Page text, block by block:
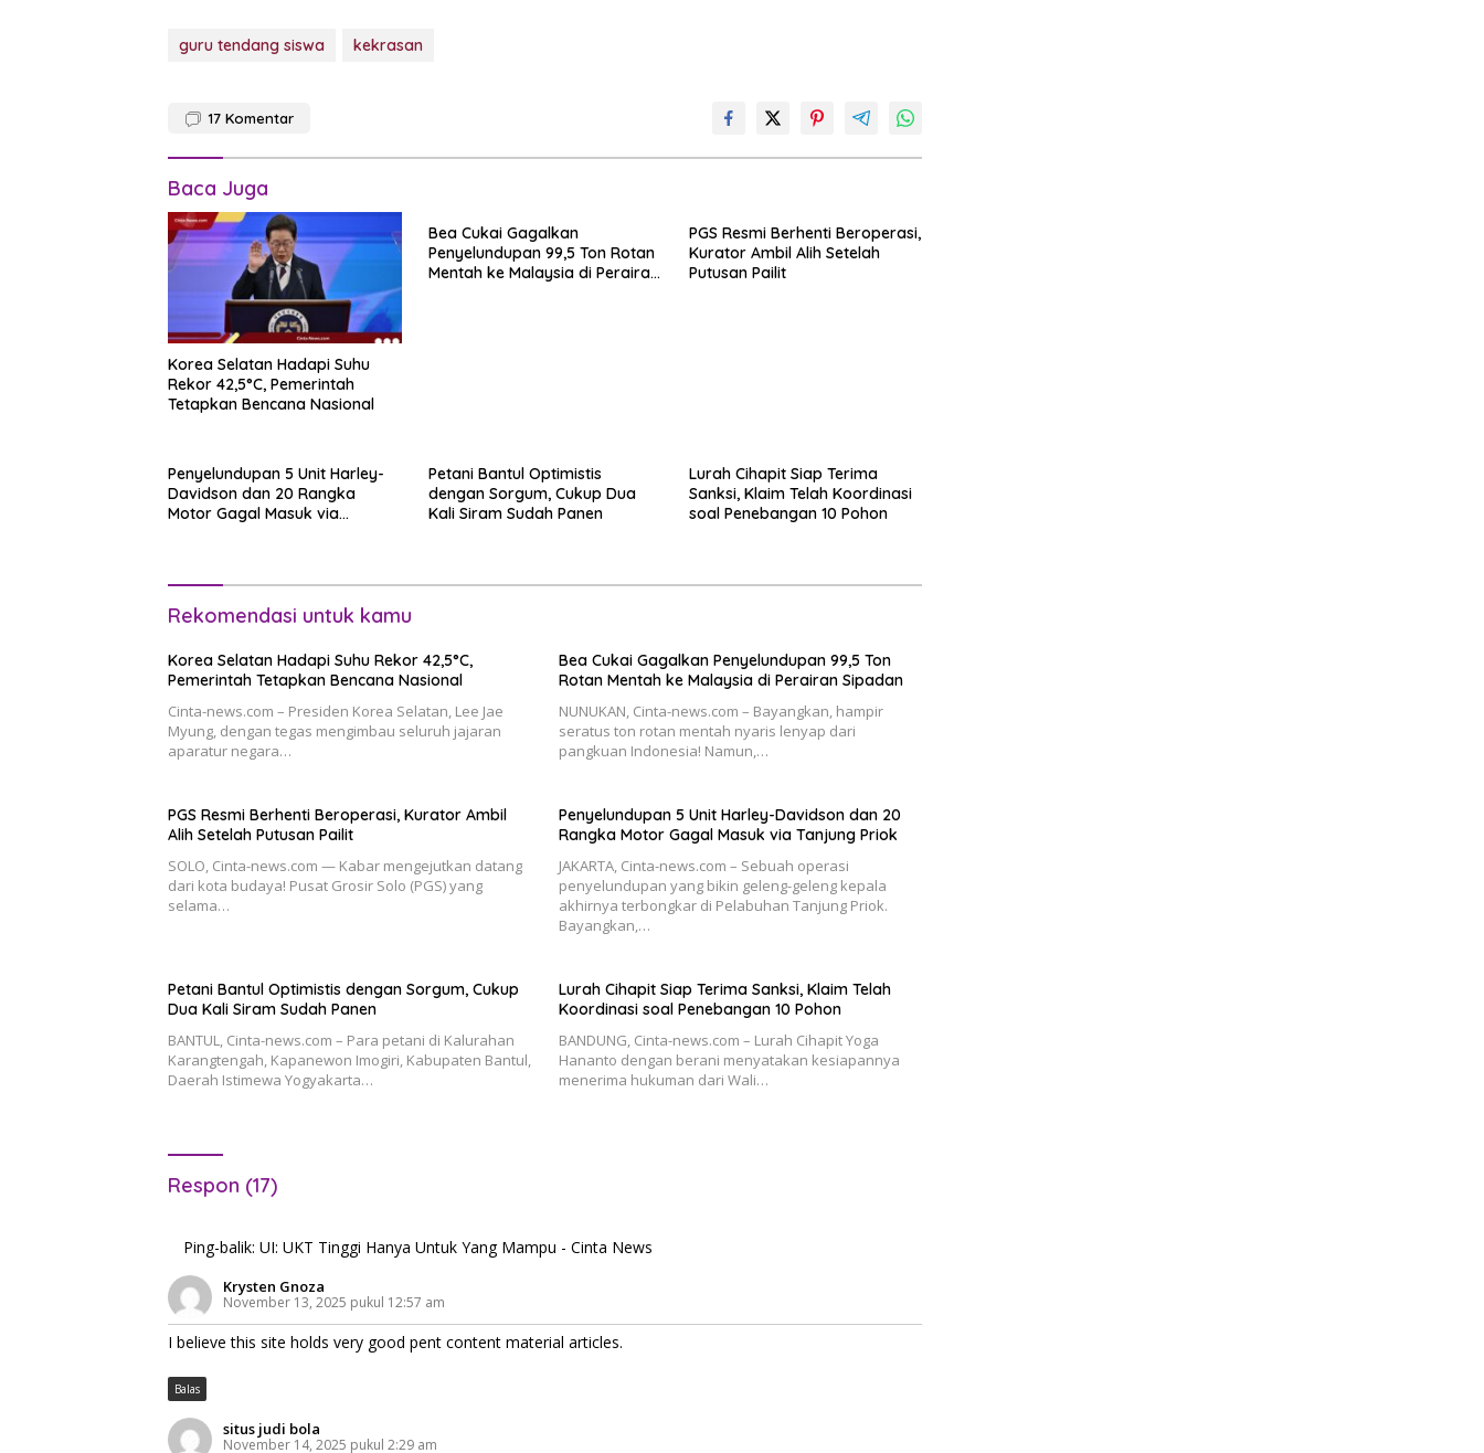
guru tendang siswa kekrasan
17 Komentar
Baca Juga
Korea Selatan Hadapi Suhu
Rekor 42,5°C, Pemerintah
Tetapkan Bencana Nasional
Bea Cukai Gagalkan
Penyelundupan 99,5 Ton Rotan
Mentah ke Malaysia di Perairan
PGS Resmi Berhenti Beroperasi,
Kurator Ambil Alih Setelah
Putusan Pailit
Penyelundupan 5 Unit Harley-
Davidson dan 20 Rangka
Motor Gagal Masuk via
Petani Bantul Optimistis
dengan Sorgum, Cukup Dua
Kali Siram Sudah Panen
Lurah Cihapit Siap Terima
Sanksi, Klaim Telah Koordinasi
soal Penebangan 10 Pohon
Rekomendasi untuk kamu
Korea Selatan Hadapi Suhu Rekor 42,5°C,
Pemerintah Tetapkan Bencana Nasional
Cinta-news.com – Presiden Korea Selatan, Lee Jae
Myung, dengan tegas mengimbau seluruh jajaran
aparatur negara…
Bea Cukai Gagalkan Penyelundupan 99,5 Ton
Rotan Mentah ke Malaysia di Perairan Sipadan
NUNUKAN, Cinta-news.com – Bayangkan, hampir
seratus ton rotan mentah nyaris lenyap dari
pangkuan Indonesia! Namun,…
PGS Resmi Berhenti Beroperasi, Kurator Ambil
Alih Setelah Putusan Pailit
SOLO, Cinta-news.com — Kabar mengejutkan datang
dari kota budaya! Pusat Grosir Solo (PGS) yang
selama…
Penyelundupan 5 Unit Harley-Davidson dan 20
Rangka Motor Gagal Masuk via Tanjung Priok
JAKARTA, Cinta-news.com – Sebuah operasi
penyelundupan yang bikin geleng-geleng kepala
akhirnya terbongkar di Pelabuhan Tanjung Priok.
Bayangkan,…
Petani Bantul Optimistis dengan Sorgum, Cukup
Dua Kali Siram Sudah Panen
BANTUL, Cinta-news.com – Para petani di Kalurahan
Karangtengah, Kapanewon Imogiri, Kabupaten Bantul,
Daerah Istimewa Yogyakarta…
Lurah Cihapit Siap Terima Sanksi, Klaim Telah
Koordinasi soal Penebangan 10 Pohon
BANDUNG, Cinta-news.com – Lurah Cihapit Yoga
Hananto dengan berani menyatakan kesiapannya
menerima hukuman dari Wali…
Respon (17)
Ping-balik: UI: UKT Tinggi Hanya Untuk Yang Mampu - Cinta News
Krysten Gnoza
November 13, 2025 pukul 12:57 am
I believe this site holds very good pent content material articles.
Balas
situs judi bola
November 14, 2025 pukul 2:29 am